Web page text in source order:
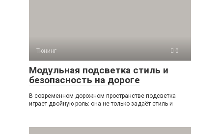
Тюнинг 0
Модульная подсветка стиль и
безопасность на дороге
В современном дорожном пространстве подсветка
играет двойную роль: она не только задаёт стиль и